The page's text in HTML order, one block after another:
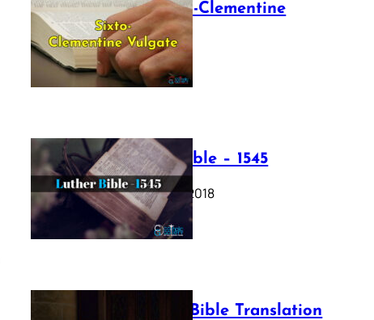
The Sixto-Clementine
Vulgate
July 12, 2025
Luther Bible – 1545
October 17, 2018
Webster Bible Translation